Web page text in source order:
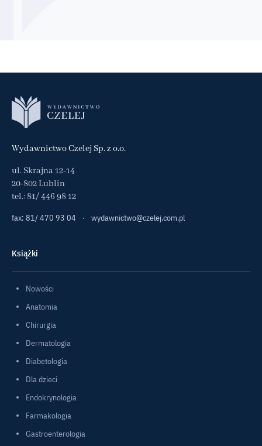
Wydawnictwo Czelej Sp. z o.o.
ul. Skrajna 12-14
20-802 Lublin
tel.: 81/ 446 98 12
fax: 81/ 470 93 04
· wydawnictwo@czelej.com.pl
Książki
Nowości
Anatomia
Chirurgia
Dermatologia
Diabetologia
Dla dzieci
Endokrynologia
Farmakologia
Gastroenterologia